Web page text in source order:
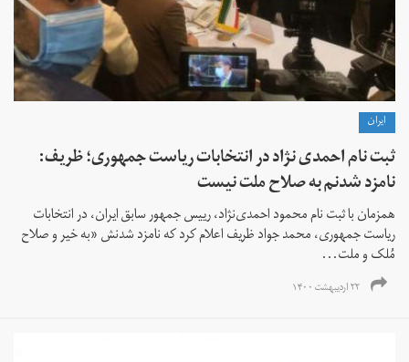
ايران
ثبت نام احمدی نژاد در انتخابات ریاست جمهوری؛ ظریف:
نامزد شدنم به صلاح ملت نیست
همزمان با ثبت نام محمود احمدی‌نژاد، رییس جمهور سابق ایران، در انتخابات
ریاست جمهوری، محمد جواد ظریف اعلام کرد که نامزد شدنش «به خیر و صلاح
مُلک و ملت...
۲۲ اردیبهشت ۱۴۰۰